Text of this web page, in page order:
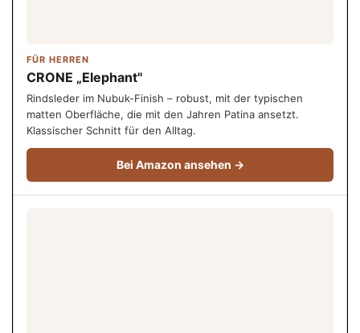
FÜR HERREN
CRONE „Elephant"
Rindsleder im Nubuk-Finish – robust, mit der typischen
matten Oberfläche, die mit den Jahren Patina ansetzt.
Klassischer Schnitt für den Alltag.
Bei Amazon ansehen →